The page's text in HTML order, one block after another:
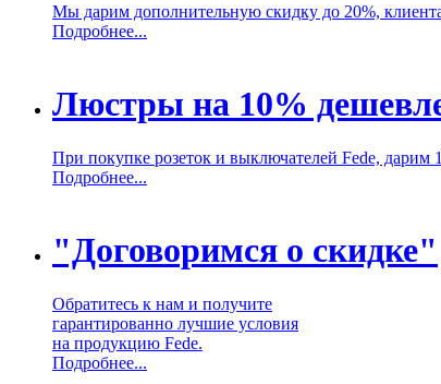
Мы дарим дополнительную скидку до 20%,
Подробнее...
Люстры на 10%
При покупке розеток и выключателей Fede, дарим
Подробнее...
"Договоримся о скидке"
Обратитесь к нам и получите
гарантированно лучшие условия
на продукцию Fede.
Подробнее...